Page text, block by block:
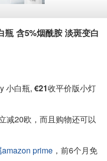
含5%烟酰胺 淡斑变白
小白瓶, €21收平价版小灯
减20欧，而且购物还可以
prime ，前6个月免